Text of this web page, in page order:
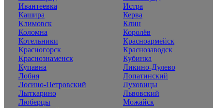
Ивантеевка
Истра
Кашира
Керва
Климовск
Клин
Коломна
Королёв
Котельники
Красноармейск
Красногорск
Краснозаводск
Краснознаменск
Кубинка
Купавна
Ликино-Дулево
Лобня
Лопатинский
Лосино-Петровский
Луховицы
Лыткарино
Львовский
Люберцы
Можайск